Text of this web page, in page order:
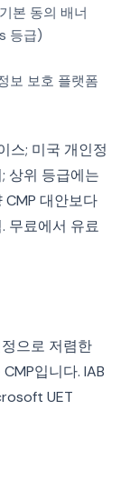
본 동의 배너
등급)
보 보호 플랫폼
스; 미국 개인정
상위 등급에는
CMP 대안보다
무료에서 유료
으로 저렴한
입니다. IAB
UET